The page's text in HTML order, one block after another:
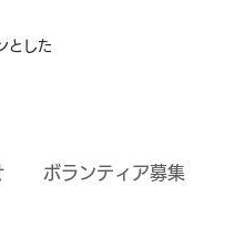
とした
ボランティア募集